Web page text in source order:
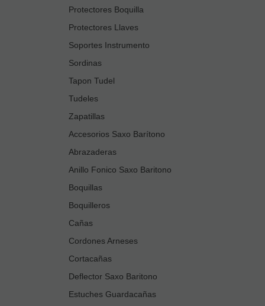
Protectores Boquilla
Protectores Llaves
Soportes Instrumento
Sordinas
Tapon Tudel
Tudeles
Zapatillas
Accesorios Saxo Barítono
Abrazaderas
Anillo Fonico Saxo Baritono
Boquillas
Boquilleros
Cañas
Cordones Arneses
Cortacañas
Deflector Saxo Baritono
Estuches Guardacañas